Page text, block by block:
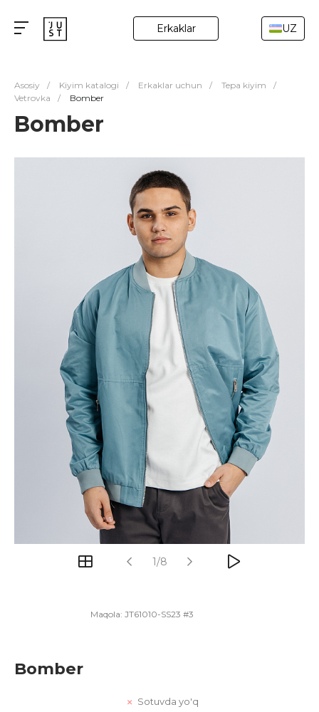
Erkaklar UZ
Asosiy / Kiyim katalogi / Erkaklar uchun / Tepa kiyim
/
Vetrovka
/ Bomber
Bomber
1/8
Maqola: JT61010-SS23 #3
Bomber
Sotuvda yo'q